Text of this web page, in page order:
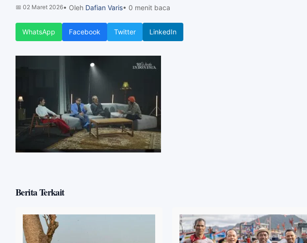
📅 02 Maret 2026• Oleh Dafian Varis• 0 menit baca
WhatsApp Facebook Twitter LinkedIn
Berita Terkait